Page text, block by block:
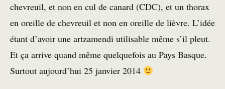
chevreuil, et non en cul de canard (CDC), et un thorax
en oreille de chevreuil et non en oreille de lièvre. L’idée
étant d’avoir une artzamendi utilisable même s’il pleut.
Et ça arrive quand même quelquefois au Pays Basque.
Surtout aujourd’hui 25 janvier 2014